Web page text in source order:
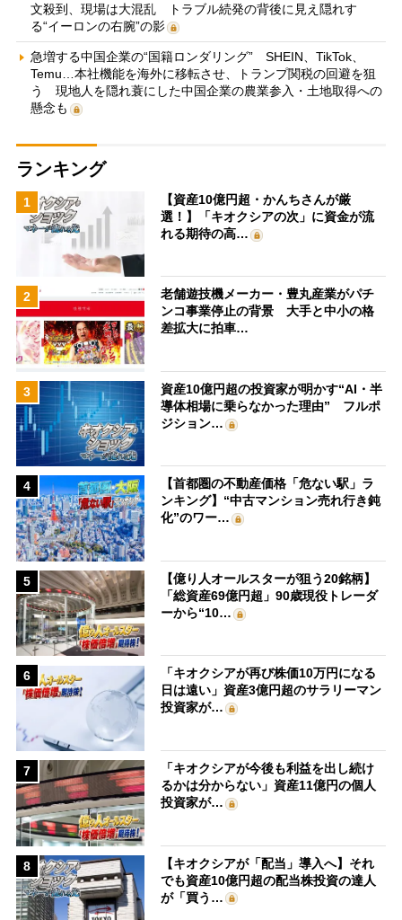
文殺到、現場は大混乱 トラブル続発の背後に見え隠れす
る“イーロンの右腕”の影
急増する中国企業の“国籍ロンダリング” SHEIN、TikTok、
Temu…本社機能を海外に移転させ、トランプ関税の回避を狙
う 現地人を隠れ蓑にした中国企業の農業参入・土地取得への
懸念も
ランキング
1
【資産10億円超・かんちさんが厳
選！】「キオクシアの次」に資金が流
れる期待の高…
2
老舗遊技機メーカー・豊丸産業がパチ
ンコ事業停止の背景 大手と中小の格
差拡大に拍車…
3
資産10億円超の投資家が明かす“AI・半
導体相場に乗らなかった理由” フルポ
ジション…
4
【首都圏の不動産価格「危ない駅」ラ
ンキング】“中古マンション売れ行き鈍
化”のワー…
5
【億り人オールスターが狙う20銘柄】
「総資産69億円超」90歳現役トレーダ
ーから“10…
6
「キオクシアが再び株価10万円になる
日は遠い」資産3億円超のサラリーマン
投資家が…
7
「キオクシアが今後も利益を出し続け
るかは分からない」資産11億円の個人
投資家が…
8
【キオクシアが「配当」導入へ】それ
でも資産10億円超の配当株投資の達人
が「買う…